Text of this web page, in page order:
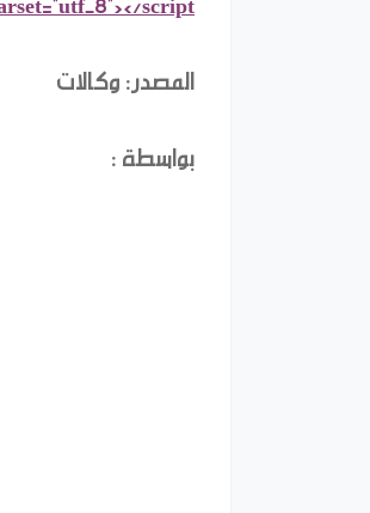
المصدر: وكالات
بواسطة :